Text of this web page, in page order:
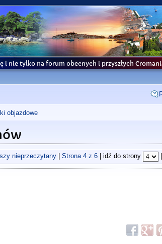
nie tylko na forum obecnych i przyszłych
objazdowe
nieprzeczytany| Strona 4z 6| idź do strony